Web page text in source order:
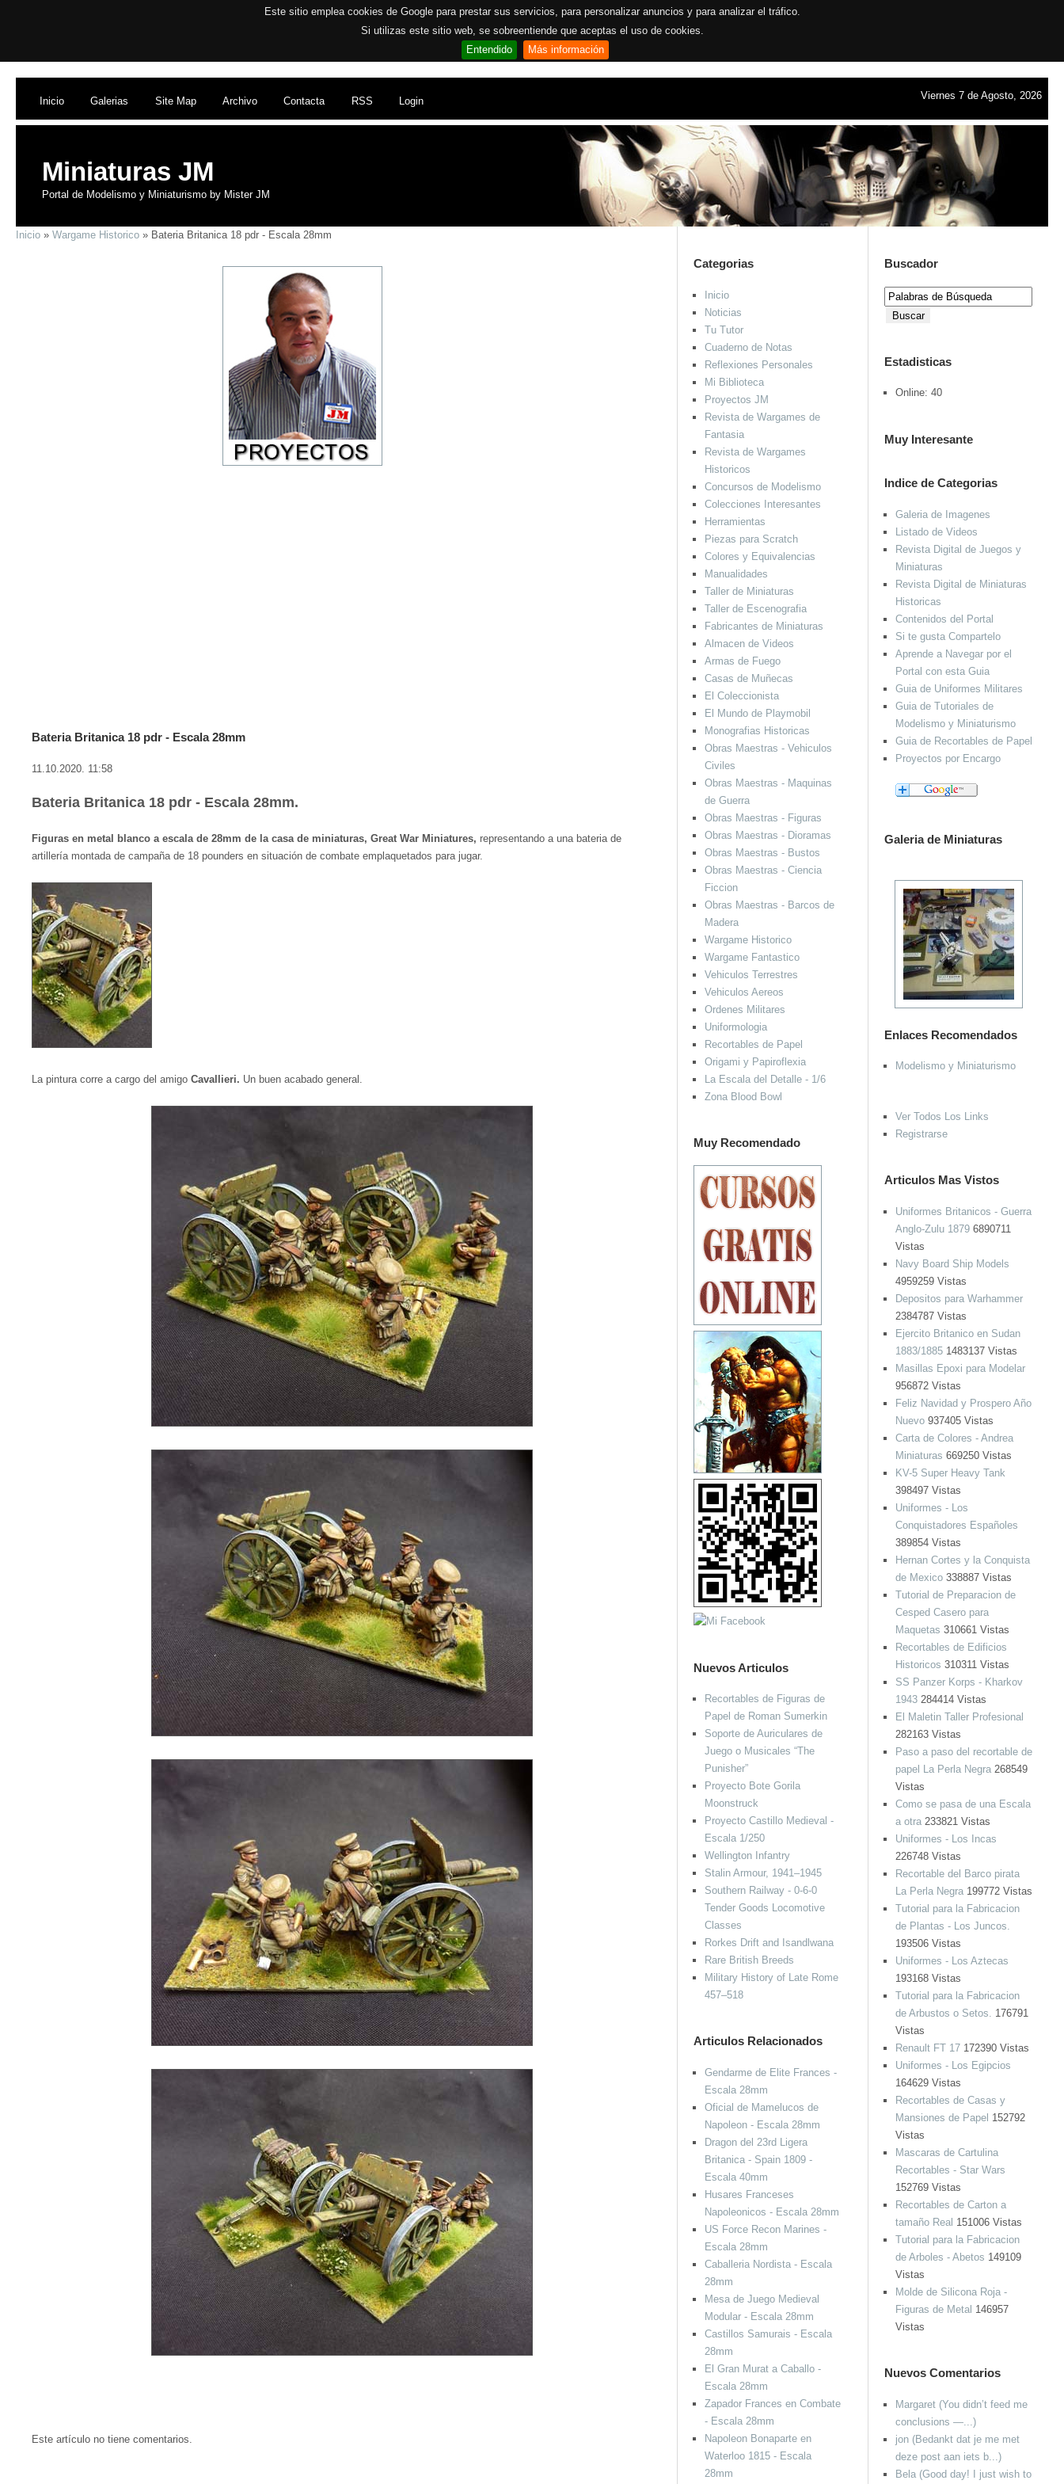
Este sitio emplea cookies de Google para prestar sus servicios, para personalizar anuncios y para analizar el tráfico.
Si utilizas este sitio web, se sobreentiende que aceptas el uso de cookies.
Entendido
Más información
Inicio Galerias Site Map Archivo Contacta RSS Login Viernes 7 de Agosto, 2026
Miniaturas JM
Portal de Modelismo y Miniaturismo by Mister JM
Inicio » Wargame Historico » Bateria Britanica 18 pdr - Escala 28mm
Bateria Britanica 18 pdr - Escala 28mm
11.10.2020. 11:58
Bateria Britanica 18 pdr - Escala 28mm.
Figuras en metal blanco a escala de 28mm de la casa de miniaturas, Great War Miniatures, representando a una bateria de
artillería montada de campaña de 18 pounders en situación de combate emplaquetados para jugar.
La pintura corre a cargo del amigo Cavallieri. Un buen acabado general.
Este artículo no tiene comentarios.
Buscador
Estadisticas
Online: 40
Muy Interesante
Indice de Categorias
Galeria de Imagenes
Listado de Videos
Revista Digital de Juegos y
Miniaturas
Revista Digital de Miniaturas
Historicas
Contenidos del Portal
Si te gusta Compartelo
Aprende a Navegar por el
Portal con esta Guia
Guia de Uniformes Militares
Guia de Tutoriales de
Modelismo y Miniaturismo
Guia de Recortables de Papel
Proyectos por Encargo
Galeria de Miniaturas
Enlaces Recomendados
Modelismo y Miniaturismo
Ver Todos Los Links
Registrarse
Articulos Mas Vistos
Uniformes Britanicos - Guerra
Anglo-Zulu 18796890711
Vistas
Navy Board Ship Models
4959259 Vistas
Depositos para Warhammer
2384787 Vistas
Ejercito Britanico en Sudan
1883/18851483137 Vistas
Masillas Epoxi para Modelar
956872 Vistas
Feliz Navidad y Prospero Año
Nuevo937405 Vistas
Carta de Colores - Andrea
Miniaturas 669250 Vistas
KV-5 Super Heavy Tank
398497 Vistas
Uniformes - Los
Conquistadores Españoles
389854 Vistas
Hernan Cortes y la Conquista
de Mexico338887 Vistas
Tutorial de Preparacion de
Cesped Casero para
Maquetas 310661 Vistas
Recortables de Edificios
Historicos 310311 Vistas
SS Panzer Korps - Kharkov
1943284414 Vistas
El Maletin Taller Profesional
282163 Vistas
Paso a paso del recortable de
papel La Perla Negra268549
Vistas
Como se pasa de una Escala
a otra233821 Vistas
Uniformes - Los Incas
226748 Vistas
Recortable del Barco pirata
La Perla Negra199772 Vistas
Tutorial para la Fabricacion
de Plantas - Los Juncos.
193506 Vistas
Uniformes - Los Aztecas
193168 Vistas
Tutorial para la Fabricacion
de Arbustos o Setos. 176791
Vistas
Renault FT 17172390 Vistas
Uniformes - Los Egipcios
164629 Vistas
Recortables de Casas y
Mansiones de Papel 152792
Vistas
Mascaras de Cartulina
Recortables - Star Wars
152769 Vistas
Recortables de Carton a
tamaño Real 151006 Vistas
Tutorial para la Fabricacion
de Arboles - Abetos 149109
Vistas
Molde de Silicona Roja -
Figuras de Metal 146957
Vistas
Nuevos Comentarios
Margaret (You didn’t feed me
conclusions —...)
jon (Bedankt dat je me met
deze post aan iets b...)
Bela (Good day! I just wish to
Categorias
Inicio
Noticias
Tu Tutor
Cuaderno de Notas
Reflexiones Personales
Mi Biblioteca
Proyectos JM
Revista de Wargames de
Fantasia
Revista de Wargames
Historicos
Concursos de Modelismo
Colecciones Interesantes
Herramientas
Piezas para Scratch
Colores y Equivalencias
Manualidades
Taller de Miniaturas
Taller de Escenografia
Fabricantes de Miniaturas
Almacen de Videos
Armas de Fuego
Casas de Muñecas
El Coleccionista
El Mundo de Playmobil
Monografias Historicas
Obras Maestras - Vehiculos
Civiles
Obras Maestras - Maquinas
de Guerra
Obras Maestras - Figuras
Obras Maestras - Dioramas
Obras Maestras - Bustos
Obras Maestras - Ciencia
Ficcion
Obras Maestras - Barcos de
Madera
Wargame Historico
Wargame Fantastico
Vehiculos Terrestres
Vehiculos Aereos
Ordenes Militares
Uniformologia
Recortables de Papel
Origami y Papiroflexia
La Escala del Detalle - 1/6
Zona Blood Bowl
Muy Recomendado
Nuevos Articulos
Recortables de Figuras de
Papel de Roman Sumerkin
Soporte de Auriculares de
Juego o Musicales “The
Punisher”
Proyecto Bote Gorila
Moonstruck
Proyecto Castillo Medieval -
Escala 1/250
Wellington Infantry
Stalin Armour, 1941–1945
Southern Railway - 0-6-0
Tender Goods Locomotive
Classes
Rorkes Drift and Isandlwana
Rare British Breeds
Military History of Late Rome
457–518
Articulos Relacionados
Gendarme de Elite Frances -
Escala 28mm
Oficial de Mamelucos de
Napoleon - Escala 28mm
Dragon del 23rd Ligera
Britanica - Spain 1809 -
Escala 40mm
Husares Franceses
Napoleonicos - Escala 28mm
US Force Recon Marines -
Escala 28mm
Caballeria Nordista - Escala
28mm
Mesa de Juego Medieval
Modular - Escala 28mm
Castillos Samurais - Escala
28mm
El Gran Murat a Caballo -
Escala 28mm
Zapador Frances en Combate
- Escala 28mm
Napoleon Bonaparte en
Waterloo 1815 - Escala
28mm